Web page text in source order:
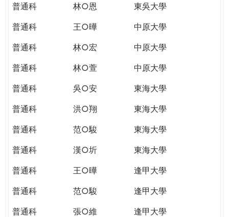
普通科
林○恩
東吳大學
普通科
王○曄
中原大學
普通科
林○宏
中原大學
普通科
林○萱
中原大學
普通科
吳○安
東海大學
普通科
洪○翔
東海大學
普通科
范○駿
東海大學
普通科
漢○圻
東海大學
普通科
王○曄
逢甲大學
普通科
范○駿
逢甲大學
普通科
張○維
逢甲大學